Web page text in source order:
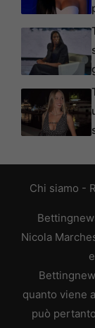
Chi siamo -
Nicola
quanto viene
può